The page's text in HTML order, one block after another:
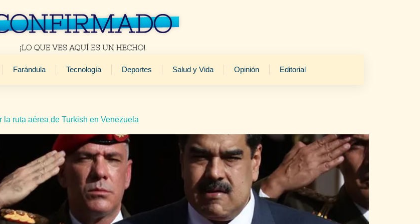
Farándula Tecnología Deportes Salud y Vida Opinión Editorial
ruta aérea de Turkish en Venezuela